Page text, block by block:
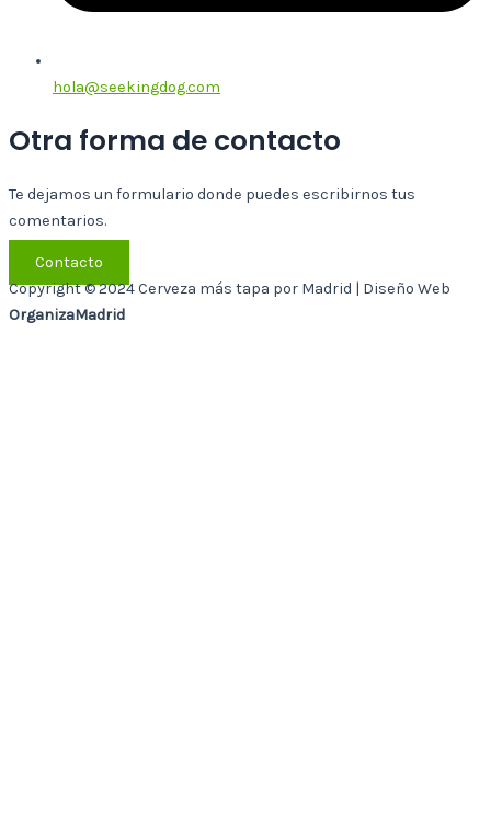
hola@seekingdog.com
Otra forma de contacto
Te dejamos un formulario donde puedes escribirnos tus
comentarios.
Contacto
Copyright © 2024 Cerveza más tapa por Madrid | Diseño Web
OrganizaMadrid